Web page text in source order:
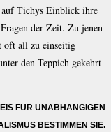
auf Tichys Einblick ihre
der Zeit. Zu jenen
oft all zu einseitig
den Teppich gekehrt
FÜR UNABHÄNGIGEN
BESTIMMEN SIE.